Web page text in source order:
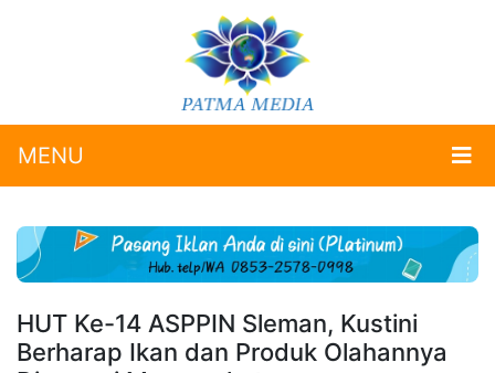
MENU
HUT Ke-14 ASPPIN Sleman, Kustini
Berharap Ikan dan Produk Olahannya